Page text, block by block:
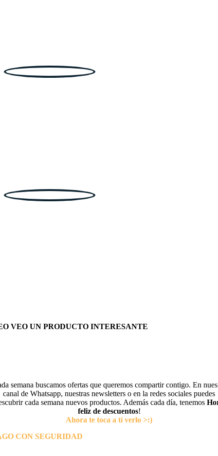
VEO UN PRODUCTO INTERESANTE
semana buscamos ofertas que queremos compartir contigo. En
canal de Whatsapp, nuestras newsletters o en la redes sociales puedes
cada semana nuevos productos. Además cada día, tenemos
feliz de descuentos!
Ahora te toca a tí verlo >:)
CON SEGURIDAD